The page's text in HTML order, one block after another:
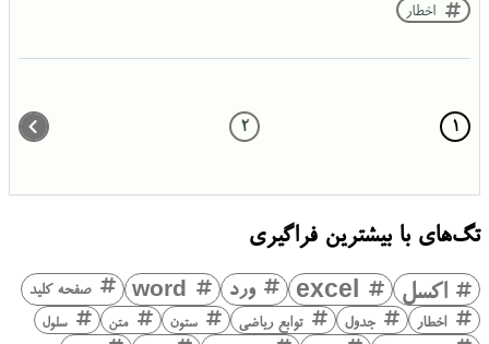
تگ‌های با بیشترین فراگیری
اکسل
excel ورد word صفحه کلید
اخطار جدول توابع ریاضی ستون متن
سلول
اخطار
1
2